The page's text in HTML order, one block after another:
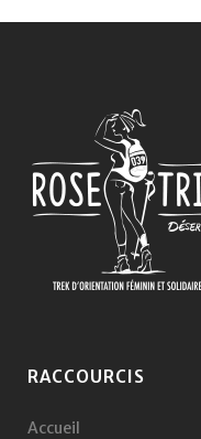
RACCOURCIS
Accueil